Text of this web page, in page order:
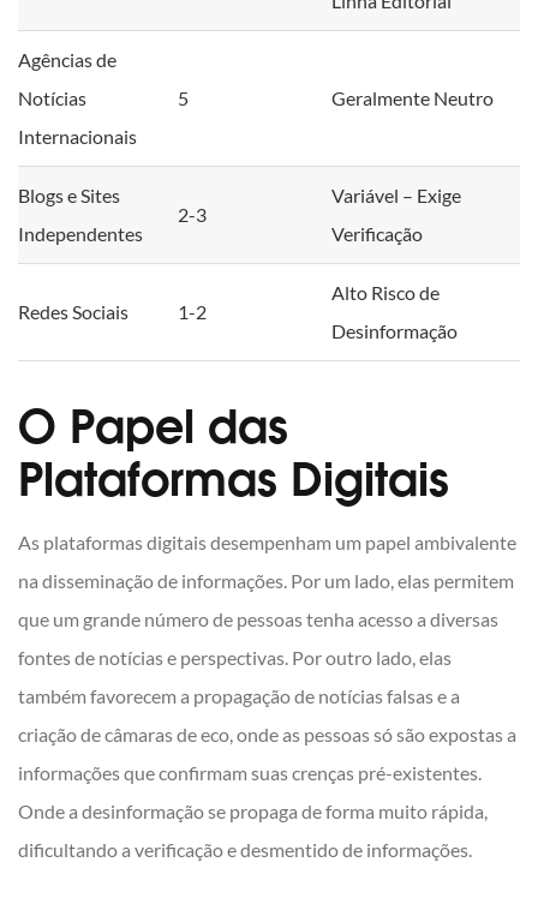
Agências de
Notícias
Internacionais
5 Geralmente Neutro
Blogs e Sites
Independentes
2-3
Variável – Exige
Verificação
Redes Sociais 1-2
Alto Risco de
Desinformação
O Papel das
Plataformas Digitais
As plataformas digitais desempenham um papel ambivalente
na disseminação de informações. Por um lado, elas permitem
que um grande número de pessoas tenha acesso a diversas
fontes de notícias e perspectivas. Por outro lado, elas
também favorecem a propagação de notícias falsas e a
criação de câmaras de eco, onde as pessoas só são expostas a
informações que confirmam suas crenças pré-existentes.
Onde a desinformação se propaga de forma muito rápida,
dificultando a verificação e desmentido de informações.